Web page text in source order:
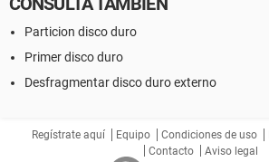
Particion disco duro
Primer disco duro
Desfragmentar disco duro externo
Regístrate aquí Equipo Condiciones de uso
Contacto
Aviso legal